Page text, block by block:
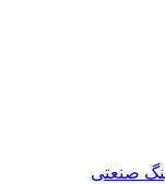
صنعتی